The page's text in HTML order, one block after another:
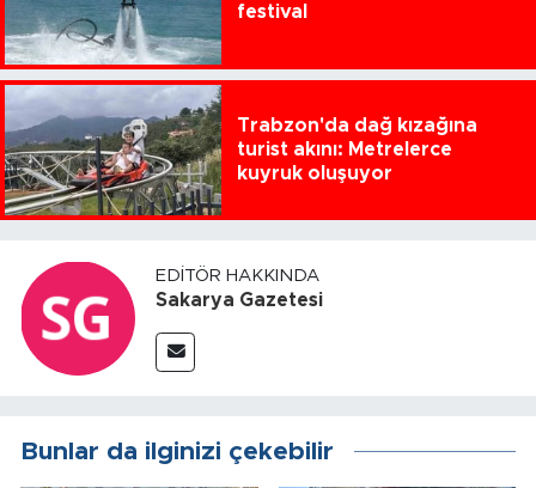
festival
Trabzon'da dağ kızağına
turist akını: Metrelerce
kuyruk oluşuyor
EDITÖR HAKKINDA
Sakarya Gazetesi
Bunlar da ilginizi çekebilir